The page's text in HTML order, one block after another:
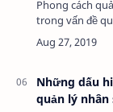
Phong cách
trong vấn đề
tổ chức, tài
huy của người
Những dấu
quản lý nhân